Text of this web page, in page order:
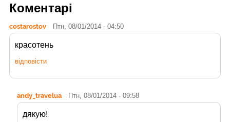
Коментарі
costarostov Птн, 08/01/2014 - 04:50
красотень
відповісти
andy_travelua Птн, 08/01/2014 - 09:58
дякую!